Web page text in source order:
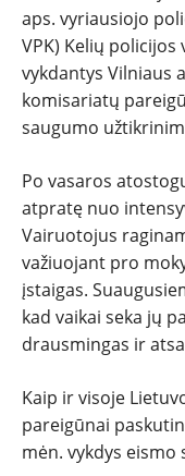
aps. vyriausiojo
VPK) Kelių
vykdantys Vilniaus
komisariatų
saugumo
Po vasaros
atpratę nuo
Vairuotojus
važiuojant pro
įstaigas.
kad vaikai seka jų
drausmingas ir
Kaip ir visoje
pareigūnai
mėn. vykdys